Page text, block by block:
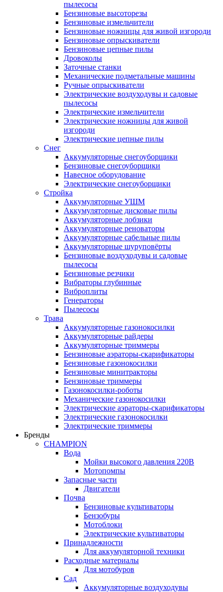
пылесосы
Бензиновые высоторезы
Бензиновые измельчители
Бензиновые ножницы для живой изгороди
Бензиновые опрыскиватели
Бензиновые цепные пилы
Дровоколы
Заточные станки
Механические подметальные машины
Ручные опрыскиватели
Электрические воздуходувы и садовые
пылесосы
Электрические измельчители
Электрические ножницы для живой
изгороди
Электрические цепные пилы
Снег
Аккумуляторные снегоуборщики
Бензиновые снегоуборщики
Навесное оборудование
Электрические снегоуборщики
Стройка
Аккумуляторные УШМ
Аккумуляторные дисковые пилы
Аккумуляторные лобзики
Аккумуляторные реноваторы
Аккумуляторные сабельные пилы
Аккумуляторные шуруповёрты
Бензиновые воздуходувы и садовые
пылесосы
Бензиновые резчики
Вибраторы глубинные
Виброплиты
Генераторы
Пылесосы
Трава
Аккумуляторные газонокосилки
Аккумуляторные райдеры
Аккумуляторные триммеры
Бензиновые аэраторы-скарификаторы
Бензиновые газонокосилки
Бензиновые минитракторы
Бензиновые триммеры
Газонокосилки-роботы
Механические газонокосилки
Электрические аэраторы-скарификаторы
Электрические газонокосилки
Электрические триммеры
Бренды
CHAMPION
Вода
Мойки высокого давления 220В
Мотопомпы
Запасные части
Двигатели
Почва
Бензиновые культиваторы
Бензобуры
Мотоблоки
Электрические культиваторы
Принадлежности
Для аккумуляторной техники
Расходные материалы
Для мотобуров
Сад
Аккумуляторные воздуходувы